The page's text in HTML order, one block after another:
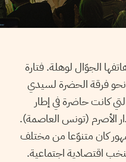
الجوّال لوهلة. فتارة
نحو فرقة الحضرة لسيدي
كانت حاضرة في إطار
22 مارس في دار الأصرم (تونس العاصمة).
كان متنوّعا من مختلف
اقتصادية اجتماعية.